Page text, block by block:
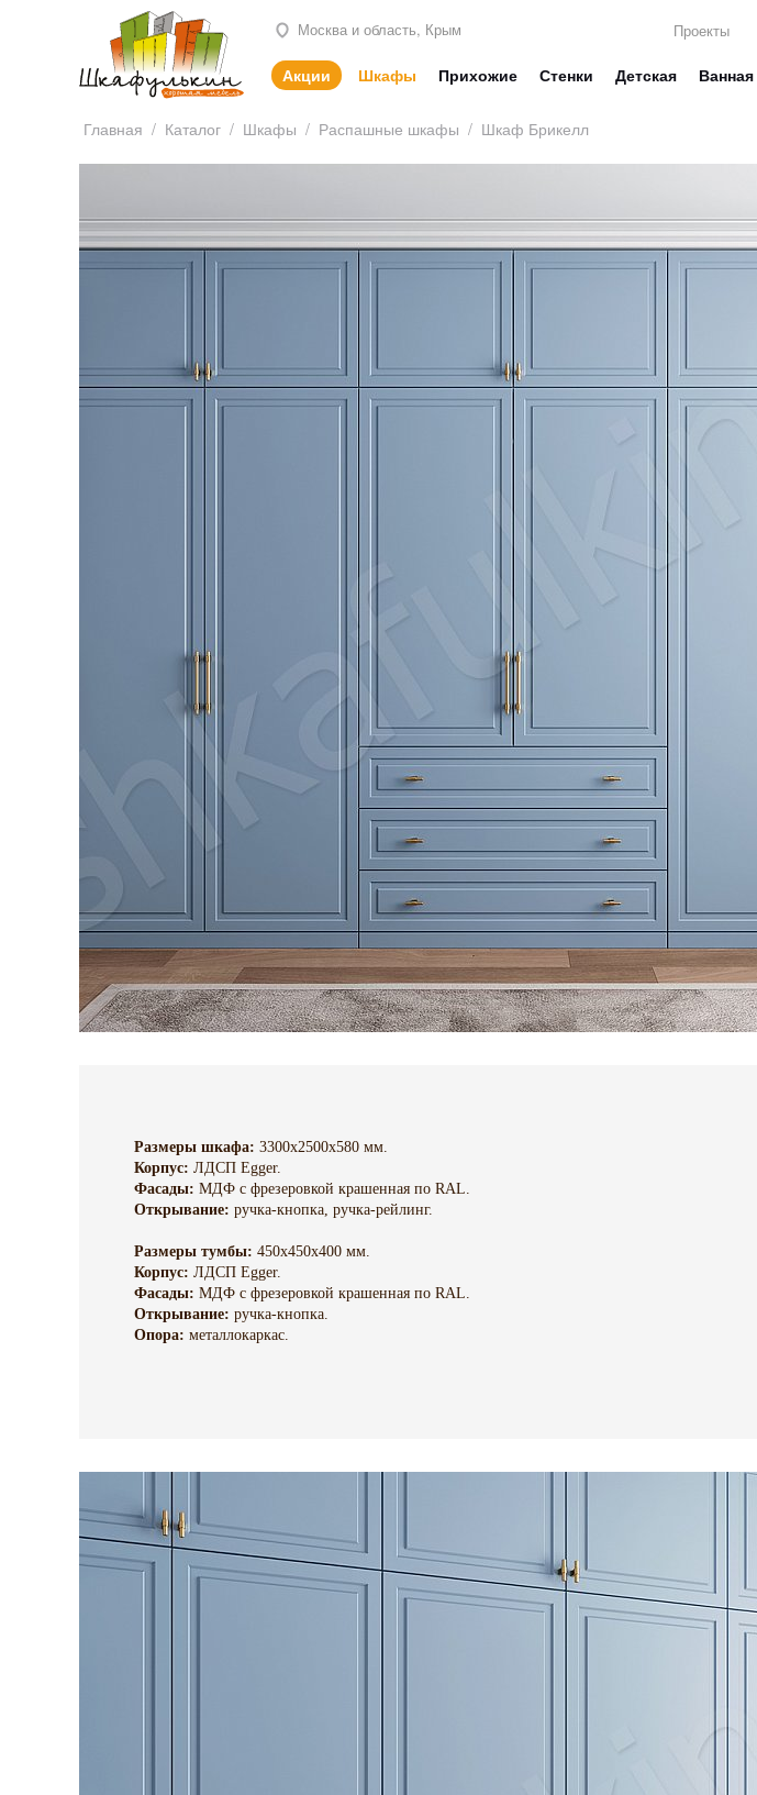
Москва и область, Крым Проекты
Акции Шкафы Прихожие Стенки Детская Ванная
Главная / Каталог / Шкафы / Распашные шкафы / Шкаф Брикелл
Размеры шкафа: 3300х2500х580 мм.
Корпус: ЛДСП Egger.
Фасады: МДФ с фрезеровкой крашенная по RAL.
Открывание: ручка-кнопка, ручка-рейлинг.
Размеры тумбы: 450х450х400 мм.
Корпус: ЛДСП Egger.
Фасады: МДФ с фрезеровкой крашенная по RAL.
Открывание: ручка-кнопка.
Опора: металлокаркас.